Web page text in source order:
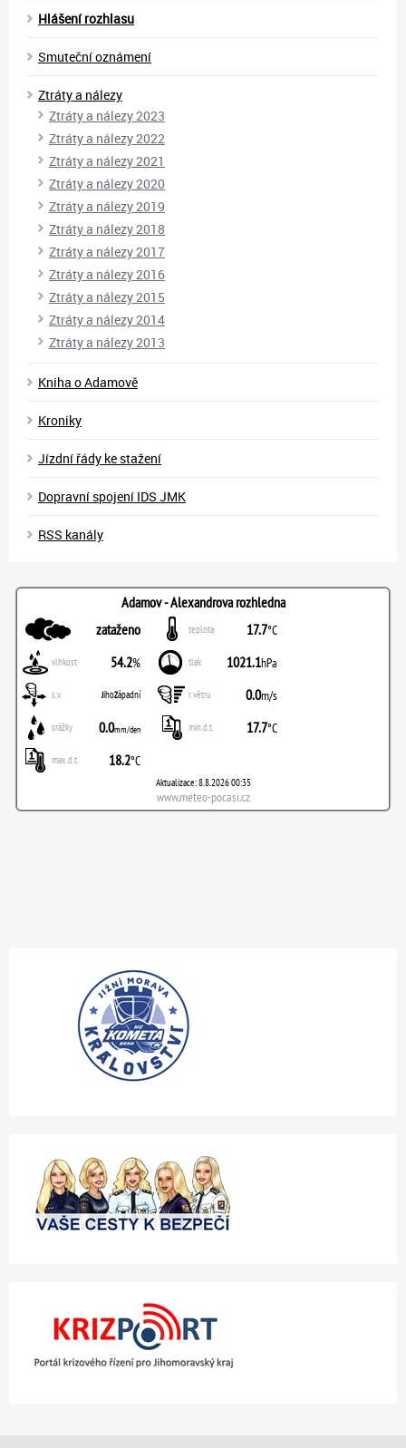
Hlášení rozhlasu
Smuteční oznámení
Ztráty a nálezy
Ztráty a nálezy 2023
Ztráty a nálezy 2022
Ztráty a nálezy 2021
Ztráty a nálezy 2020
Ztráty a nálezy 2019
Ztráty a nálezy 2018
Ztráty a nálezy 2017
Ztráty a nálezy 2016
Ztráty a nálezy 2015
Ztráty a nálezy 2014
Ztráty a nálezy 2013
Kniha o Adamově
Kroniky
Jízdní řády ke stažení
Dopravní spojení IDS JMK
RSS kanály